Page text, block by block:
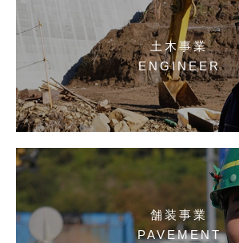
土木事業
ENGINEER
舗装事業
PAVEMENT